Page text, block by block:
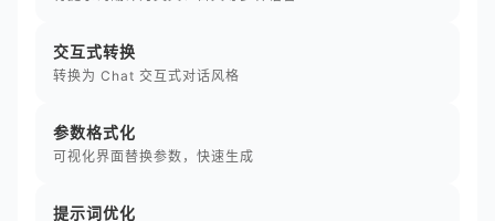
交互式转换
转换为 Chat 交互式对话风格
参数格式化
可视化界面替换参数，快速生成
提示词优化